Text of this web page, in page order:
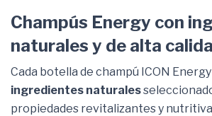
Champús Energy con
naturales y de alta
Cada botella de champú ICON
ingredientes naturales
propiedades revitalizantes y